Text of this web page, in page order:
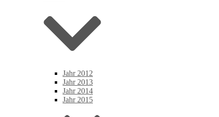
Jahr 2012
Jahr 2013
Jahr 2014
Jahr 2015